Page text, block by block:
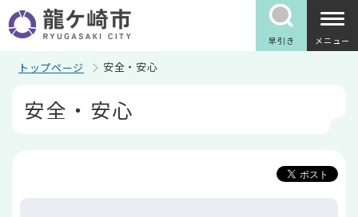
の
ペ
早引き メニュー
トップページ 安全・安心
安全・安心